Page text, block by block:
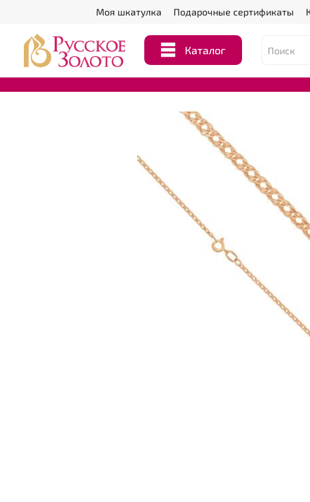
Моя шкатулка Подарочные сертификаты
Каталог